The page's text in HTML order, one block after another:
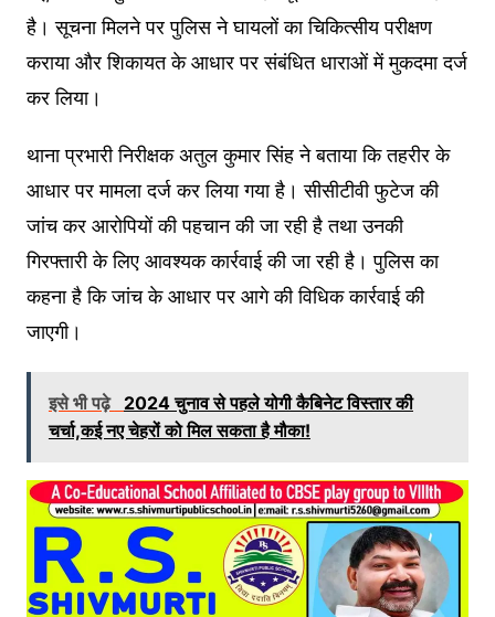
है। सूचना मिलने पर पुलिस ने घायलों का चिकित्सीय परीक्षण
कराया और शिकायत के आधार पर संबंधित धाराओं में मुकदमा दर्ज
कर लिया।
थाना प्रभारी निरीक्षक अतुल कुमार सिंह ने बताया कि तहरीर के
आधार पर मामला दर्ज कर लिया गया है। सीसीटीवी फुटेज की
जांच कर आरोपियों की पहचान की जा रही है तथा उनकी
गिरफ्तारी के लिए आवश्यक कार्रवाई की जा रही है। पुलिस का
कहना है कि जांच के आधार पर आगे की विधिक कार्रवाई की
जाएगी।
इसे भी पढ़े 2024 चुनाव से पहले योगी कैबिनेट विस्तार की
चर्चा,कई नए चेहरों को मिल सकता है मौका!